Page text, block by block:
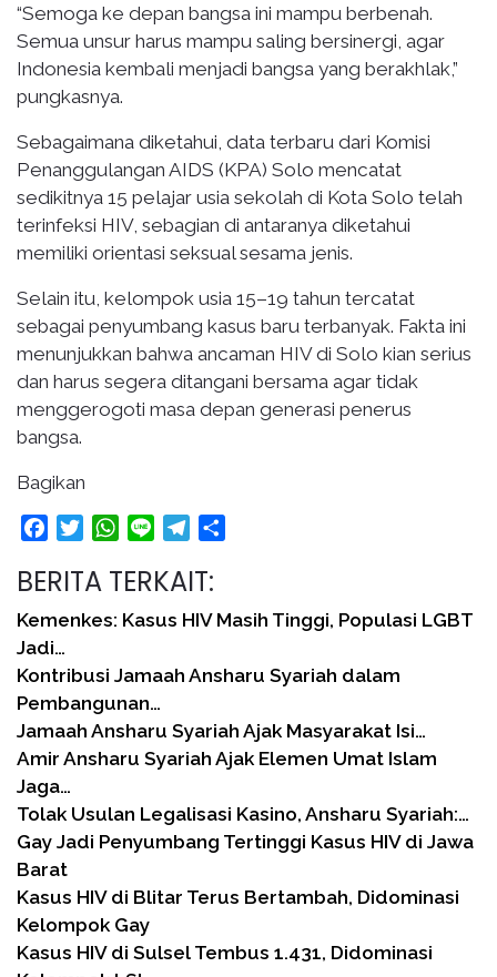
“Semoga ke depan bangsa ini mampu berbenah.
Semua unsur harus mampu saling bersinergi, agar
Indonesia kembali menjadi bangsa yang berakhlak,”
pungkasnya.
Sebagaimana diketahui, data terbaru dari Komisi
Penanggulangan AIDS (KPA) Solo mencatat
sedikitnya 15 pelajar usia sekolah di Kota Solo telah
terinfeksi HIV, sebagian di antaranya diketahui
memiliki orientasi seksual sesama jenis.
Selain itu, kelompok usia 15–19 tahun tercatat
sebagai penyumbang kasus baru terbanyak. Fakta ini
menunjukkan bahwa ancaman HIV di Solo kian serius
dan harus segera ditangani bersama agar tidak
menggerogoti masa depan generasi penerus
bangsa.
Bagikan
FacebookTwitterWhatsApp
Line Telegram
BERITA TERKAIT:
Kemenkes: Kasus HIV Masih Tinggi, Populasi LGBT
Jadi…
Kontribusi Jamaah Ansharu Syariah dalam
Pembangunan…
Jamaah Ansharu Syariah Ajak Masyarakat Isi…
Amir Ansharu Syariah Ajak Elemen Umat Islam
Jaga…
Tolak Usulan Legalisasi Kasino, Ansharu Syariah:…
Gay Jadi Penyumbang Tertinggi Kasus HIV di Jawa
Barat
Kasus HIV di Blitar Terus Bertambah, Didominasi
Kelompok Gay
Kasus HIV di Sulsel Tembus 1.431, Didominasi